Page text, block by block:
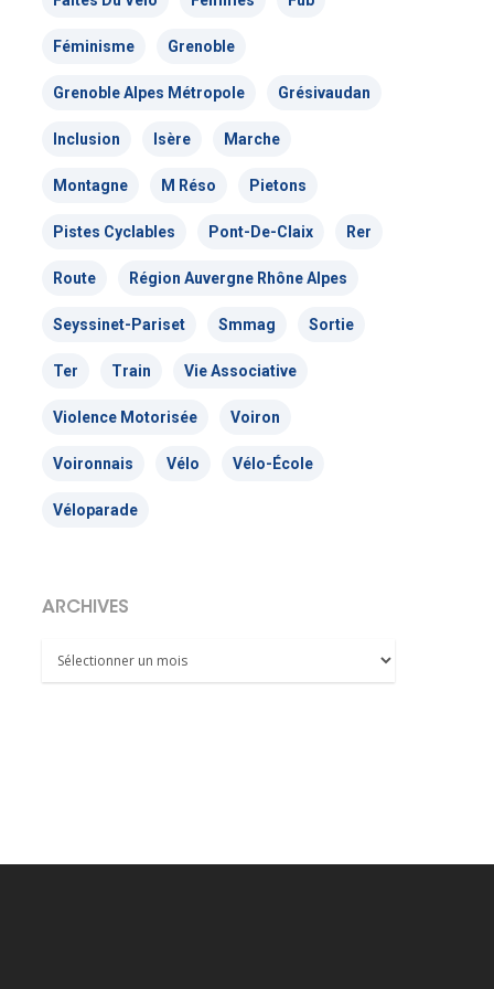
Féminisme Grenoble
Grenoble Alpes Métropole Grésivaudan
Inclusion Isère Marche
Montagne M Réso Pietons
Pistes Cyclables Pont-De-Claix Rer
Route Région Auvergne Rhône Alpes
Seyssinet-Pariset Smmag Sortie
Ter Train Vie Associative
Violence Motorisée Voiron
Voironnais Vélo Vélo-École
Véloparade
ARCHIVES
Archives